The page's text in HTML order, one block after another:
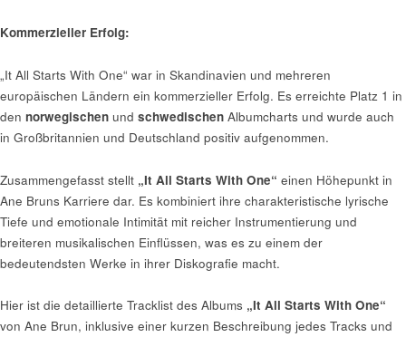
Kommerzieller Erfolg:
„It All Starts With One“ war in Skandinavien und mehreren
europäischen Ländern ein kommerzieller Erfolg. Es erreichte Platz 1 in
den norwegischen und schwedischen Albumcharts und wurde auch
in Großbritannien und Deutschland positiv aufgenommen.
Zusammengefasst stellt „It All Starts With One“ einen Höhepunkt in
Ane Bruns Karriere dar. Es kombiniert ihre charakteristische lyrische
Tiefe und emotionale Intimität mit reicher Instrumentierung und
breiteren musikalischen Einflüssen, was es zu einem der
bedeutendsten Werke in ihrer Diskografie macht.
Hier ist die detaillierte Tracklist des Albums „It All Starts With One“
von Ane Brun, inklusive einer kurzen Beschreibung jedes Tracks und